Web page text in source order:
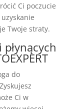
Ci poczucie
Twoje straty.
do
Ci w